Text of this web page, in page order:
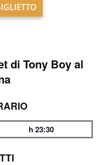
di Tony Boy al
h 23:30